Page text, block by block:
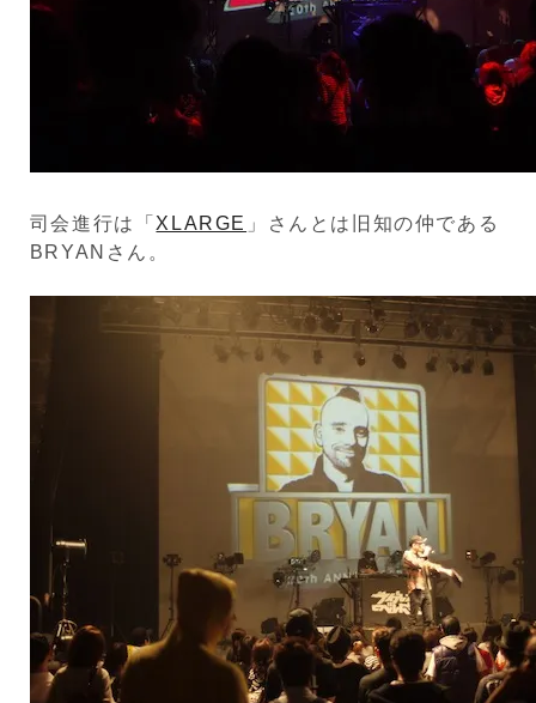
司会進行は「 XLARGE 」さんとは旧知の仲である
BRYANさん。